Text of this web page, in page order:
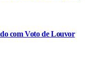
com Voto de Louvor